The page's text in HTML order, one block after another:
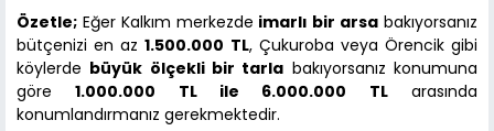
Özetle; Eğer Kalkım merkezde imarlı bir arsa bakıyorsanız
bütçenizi en az1.500.000 TL, Çukuroba veya Örencik gibi
köylerde büyük ölçekli bir tarla bakıyorsanız konumuna
göre1.000.000 TL ile 6.000.000 TLarasında
konumlandırmanız gerekmektedir.